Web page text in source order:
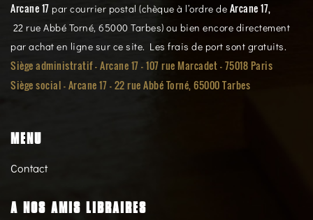
Arcane 17 par courrier postal (chèque à l’ordre de Arcane 17,
22 rue Abbé Torné, 65000 Tarbes) ou bien encore directement
par achat en ligne sur ce site. Les frais de port sont gratuits.
Siège administratif - Arcane 17 - 107 rue Marcadet - 75018 Paris
Siège social -Arcane 17 - 22 rue Abbé Torné, 65000 Tarbes
MENU
Contact
A NOS AMIS LIBRAIRES